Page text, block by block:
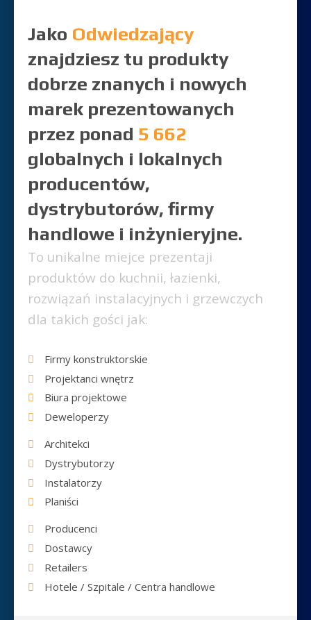
Jako Odwiedzający
znajdziesz tu produkty
dobrze znanych i nowych
marek prezentowanych
przez ponad 5 662
globalnych i lokalnych
producentów,
dystrybutorów, firmy
handlowe i inżynieryjne.
To unikalne miejce prezentaji
produktów do kuchnii, łazienki,
rozwiązań instalacyjnych i grzewczych
dla takich gości jak:
Firmy konstruktorskie
Projektanci wnętrz
Biura projektowe
Deweloperzy
Architekci
Dystrybutorzy
Instalatorzy
Planiści
Producenci
Dostawcy
Retailers
Hotele / Szpitale / Centra handlowe